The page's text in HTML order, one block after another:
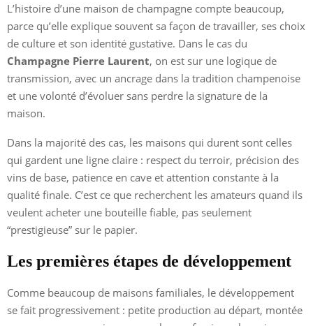
L’histoire d’une maison de champagne compte beaucoup,
parce qu’elle explique souvent sa façon de travailler, ses choix
de culture et son identité gustative. Dans le cas du
Champagne Pierre Laurent, on est sur une logique de
transmission, avec un ancrage dans la tradition champenoise
et une volonté d’évoluer sans perdre la signature de la
maison.
Dans la majorité des cas, les maisons qui durent sont celles
qui gardent une ligne claire : respect du terroir, précision des
vins de base, patience en cave et attention constante à la
qualité finale. C’est ce que recherchent les amateurs quand ils
veulent acheter une bouteille fiable, pas seulement
“prestigieuse” sur le papier.
Les premières étapes de développement
Comme beaucoup de maisons familiales, le développement
se fait progressivement : petite production au départ, montée